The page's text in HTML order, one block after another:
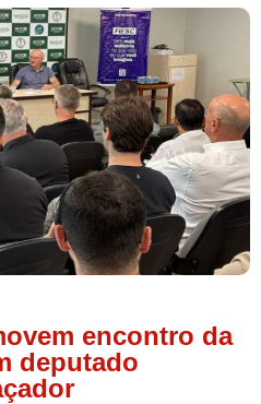
encontro da
deputado